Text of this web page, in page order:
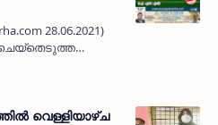
28.06.2021)
വെള്ളിയാഴ്ച